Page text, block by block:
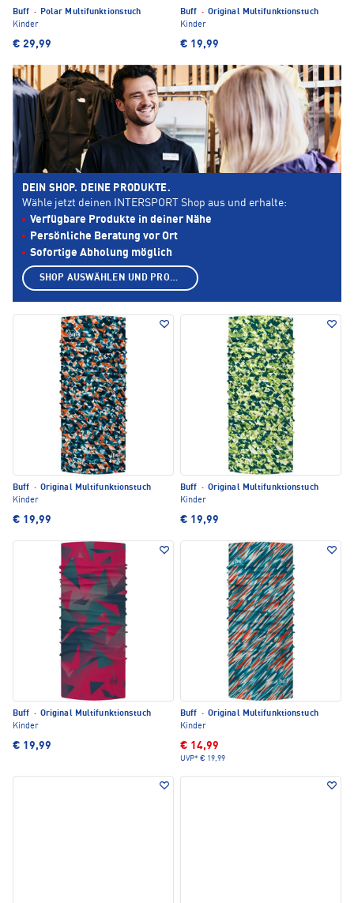
Buff ·
Polar Multifunktionstuch
Kinder
€ 29,99
Buff · Original Multifunktionstuch
Kinder
€ 19,99
Buff · Original Multifunktionstuch
Kinder
€ 19,99
Buff · Original Multifunktionstuch
Kinder
€ 19,99
Buff · Original Multifunktionstuch
Kinder
€ 19,99
Buff · Original Multifunktionstuch
Kinder
€ 14,99
UVP* € 19,99
DEIN SHOP. DEINE PRODUKTE.
Wähle jetzt deinen INTERSPORT Shop aus und erhalte:
Verfügbare Produkte in deiner Nähe
Persönliche Beratung vor Ort
Sofortige Abholung möglich
SHOP AUSWÄHLEN UND PRODUKTE ANZEIGEN